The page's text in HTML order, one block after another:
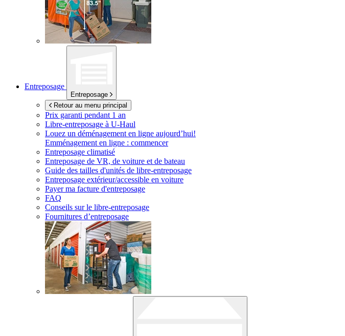
Entreposage
Entreposage
Retour au menu principal
Prix garanti pendant 1 an
Libre-entreposage à U-Haul
Louez un déménagement en ligne aujourd’hui!
Emménagement en ligne : commencer
Entreposage climatisé
Entreposage de VR, de voiture et de bateau
Guide des tailles d'unités de libre-entreposage
Entreposage extérieur/accessible en voiture
Payer ma facture d'entreposage
FAQ
Conseils sur le libre-entreposage
Fournitures d’entreposage